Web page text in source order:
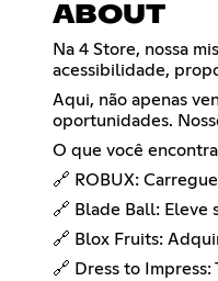
ABOUT
Na 4 Store, nossa
acessibilidade,
Aqui, não apenas
oportunidades.
O que você
🔗 ROBUX:
🔗 Blade Ball: Eleve
🔗 Blox Fruits:
🔗 Dress to Impress: